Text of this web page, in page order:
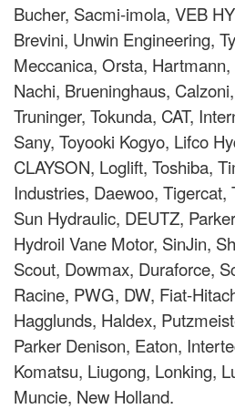
Bucher, Sacmi-imola, VEB
Brevini, Unwin Engineering,
Meccanica, Orsta,
Nachi, Brueninghaus,
Truninger, Tokunda, CAT,
Sany, Toyooki Kogyo, Lifco
CLAYSON, Loglift, Toshiba,
Industries, Daewoo, Tigercat,
Sun Hydraulic, DEUTZ,
Hydroil Vane Motor, SinJin,
Scout, Dowmax, Duraforce,
Racine, PWG, DW, Fiat-
Hagglunds, Haldex,
Parker Denison, Eaton,
Komatsu, Liugong, Lonking,
Muncie, New Holland.